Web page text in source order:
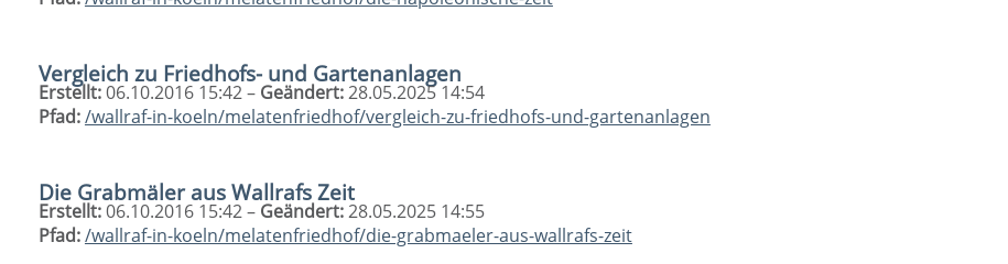
Vergleich zu Friedhofs- und Gartenanlagen
Erstellt:06.10.2016 15:42 – Geändert:28.05.2025 14:54
Pfad:/wallraf-in-koeln/melatenfriedhof/vergleich-zu-friedhofs-und-gartenanlagen
Die Grabmäler aus Wallrafs Zeit
Erstellt:06.10.2016 15:42 – Geändert:28.05.2025 14:55
Pfad:/wallraf-in-koeln/melatenfriedhof/die-grabmaeler-aus-wallrafs-zeit